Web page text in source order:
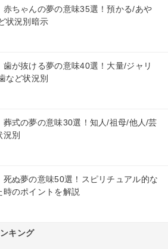
赤ちゃんの夢の意味35選！預かる/あや
状況別暗示
歯が抜ける夢の意味40選！大量/ジャリ
など状況別
葬式の夢の意味30選！知人/祖母/他人/芸
況別
死ぬ夢の意味50選！スピリチュアル的な
時のポイントを解説
キング